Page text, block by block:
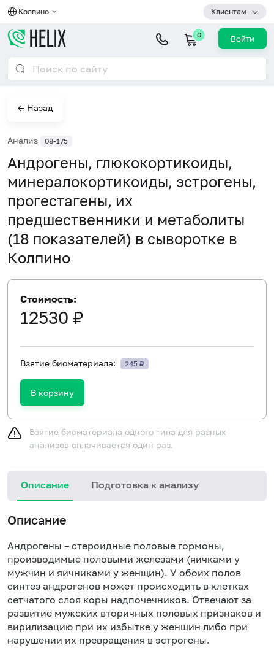
Колпино Клиентам
0 Войти
← Назад
Анализ 08-175
Андрогены, глюкокортикоиды,
минералокортикоиды, эстрогены,
прогестагены, их
предшественники и метаболиты
(18 показателей) в сыворотке в
Колпино
Стоимость:
12530 ₽
Взятие биоматериала: 245 ₽
В корзину
Взятие биоматериала одного типа для разных
анализов оплачивается один раз.
Описание Подготовка к анализу
Описание
Андрогены – стероидные половые гормоны,
производимые половыми железами (яичками у
мужчин и яичниками у женщин). У обоих полов
синтез андрогенов может происходить в клетках
сетчатого слоя коры надпочечников. Отвечают за
развитие мужских вторичных половых признаков и
вирилизацию при их избытке у женщин либо при
нарушении их превращения в эстрогены.